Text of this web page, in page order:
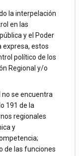
la interpelación
en las
y el Poder
expresa, estos
político de los
Regional y/o
no se encuentra
191 de la
regionales
y
de las funciones